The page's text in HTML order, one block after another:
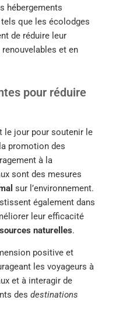
hébergements
tels que les écolodges
de réduire leur
et en
pour réduire
le jour pour soutenir le
promotion des
à la
sont des mesures
sur l’environnement.
également dans
leur efficacité
naturelles.
positive et
les voyageurs à
et à interagir de
des destinations